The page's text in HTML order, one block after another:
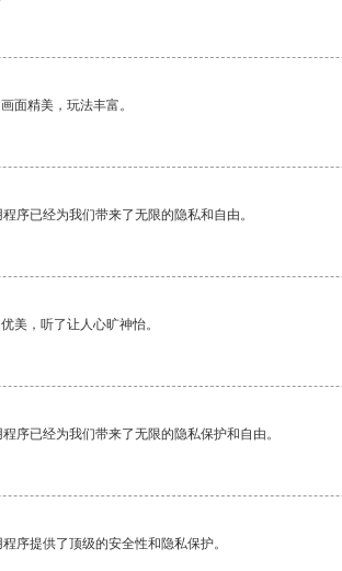
面精美，玩法丰富。
序已经为我们带来了无限的隐私和自由。
美，听了让人心旷神怡。
序已经为我们带来了无限的隐私保护和自由。
序提供了顶级的安全性和隐私保护。